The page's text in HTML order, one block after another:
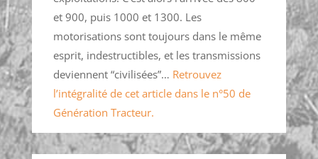
et 900, puis 1000 et 1300. Les
motorisations sont toujours dans le même
esprit, indestructibles, et les transmissions
deviennent “civilisées”… Retrouvez
l’intégralité de cet article dans le n°50 de
Génération Tracteur.